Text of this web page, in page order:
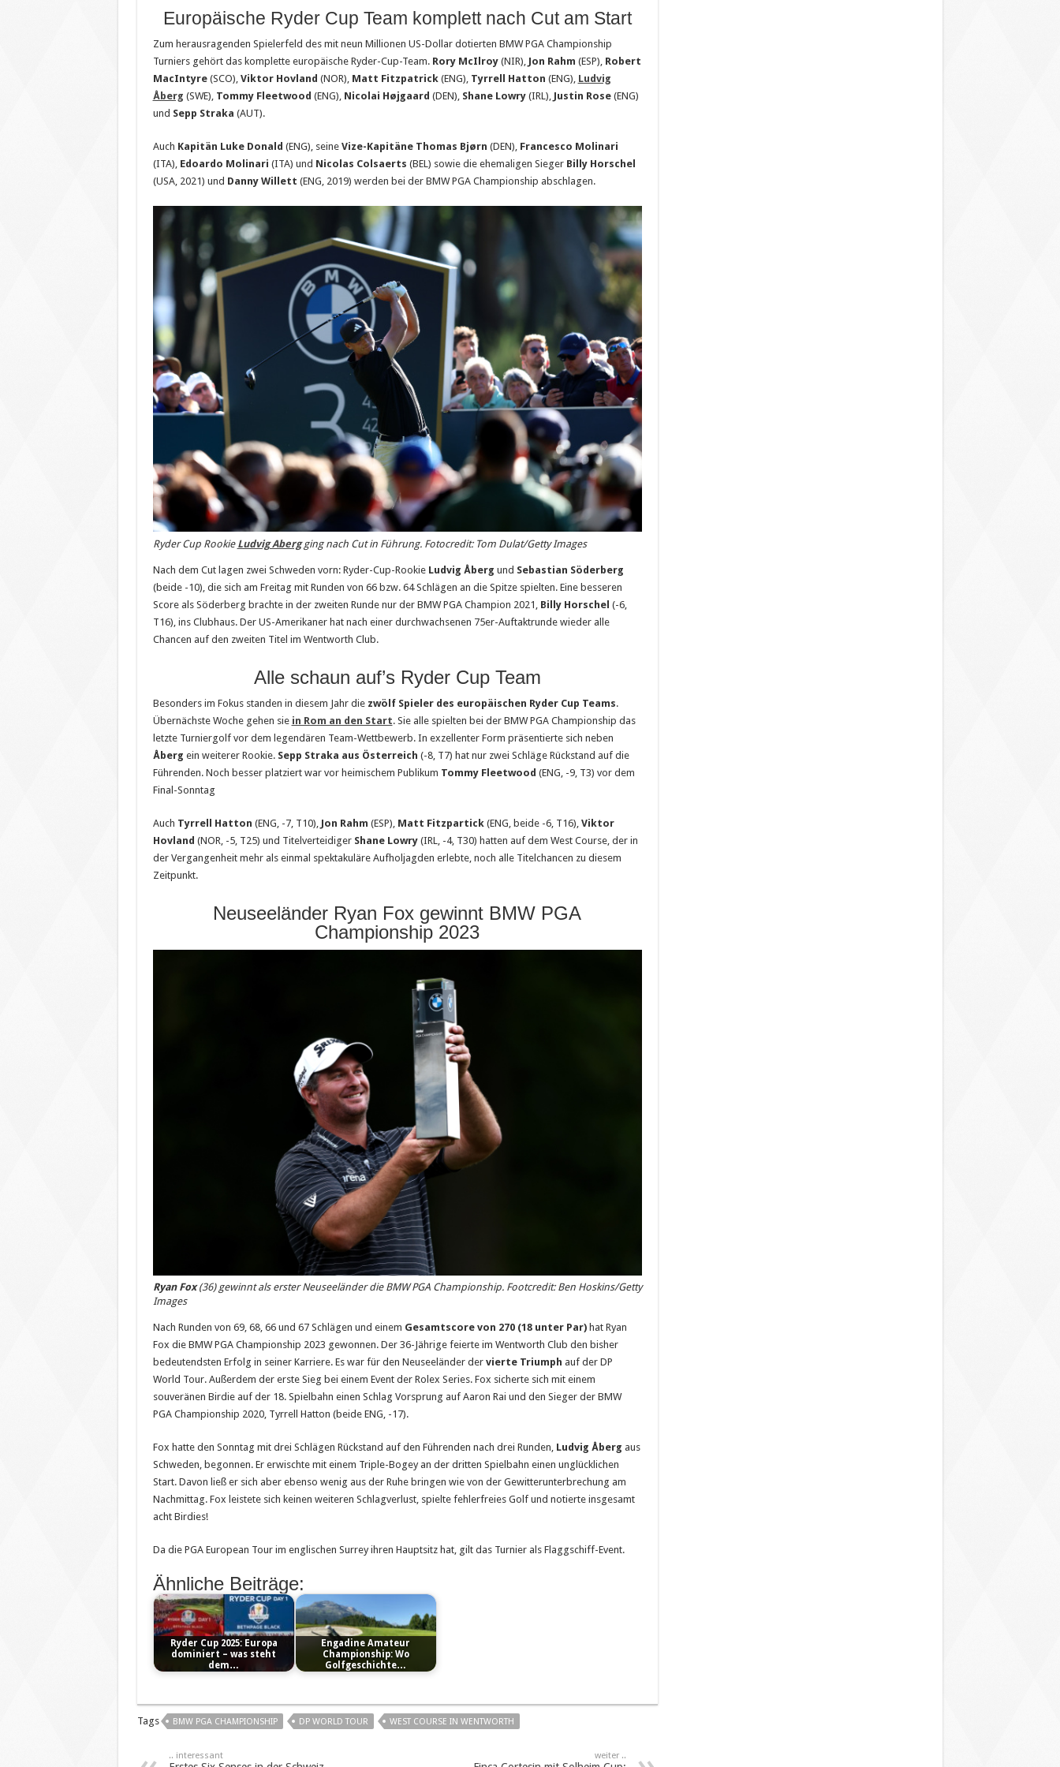
Europäische Ryder Cup Team komplett nach Cut am Start
Zum herausragenden Spielerfeld des mit neun Millionen US-Dollar dotierten BMW PGA Championship
Turniers gehört das komplette europäische Ryder-Cup-Team. Rory McIlroy(NIR), Jon Rahm (ESP), Robert
MacIntyre(SCO), Viktor Hovland (NOR), Matt Fitzpatrick(ENG), Tyrrell Hatton (ENG), Ludvig
Åberg (SWE), Tommy Fleetwood (ENG), Nicolai Højgaard (DEN), Shane Lowry(IRL), Justin Rose(ENG)
und Sepp Straka (AUT).
Auch Kapitän Luke Donald (ENG), seine Vize-Kapitäne Thomas Bjørn (DEN), Francesco Molinari
(ITA), Edoardo Molinari (ITA) und Nicolas Colsaerts (BEL) sowie die ehemaligen Sieger Billy Horschel
(USA, 2021) und Danny Willett (ENG, 2019) werden bei der BMW PGA Championship abschlagen.
Ryder Cup Rookie Ludvig Abergging nach Cut in Führung. Fotocredit: Tom Dulat/Getty Images
Nach dem Cut lagen zwei Schweden vorn: Ryder-Cup-Rookie Ludvig Åberg und Sebastian Söderberg
(beide -10), die sich am Freitag mit Runden von 66 bzw. 64 Schlägen an die Spitze spielten. Eine besseren
Score als Söderberg brachte in der zweiten Runde nur der BMW PGA Champion 2021, Billy Horschel (-6,
T16), ins Clubhaus. Der US-Amerikaner hat nach einer durchwachsenen 75er-Auftaktrunde wieder alle
Chancen auf den zweiten Titel im Wentworth Club.
Alle schaun auf’s Ryder Cup Team
Besonders im Fokus standen in diesem Jahr die zwölf Spieler des europäischen Ryder Cup Teams.
Übernächste Woche gehen sie in Rom an den Start. Sie alle spielten bei der BMW PGA Championship das
letzte Turniergolf vor dem legendären Team-Wettbewerb. In exzellenter Form präsentierte sich neben
Åberg ein weiterer Rookie. Sepp Straka aus Österreich (-8, T7) hat nur zwei Schläge Rückstand auf die
Führenden. Noch besser platziert war vor heimischem Publikum Tommy Fleetwood (ENG, -9, T3) vor dem
Final-Sonntag
Auch Tyrrell Hatton (ENG, -7, T10), Jon Rahm (ESP), Matt Fitzpartick(ENG, beide -6, T16), Viktor
Hovland (NOR, -5, T25) und Titelverteidiger Shane Lowry(IRL, -4, T30) hatten auf dem West Course, der in
der Vergangenheit mehr als einmal spektakuläre Aufholjagden erlebte, noch alle Titelchancen zu diesem
Zeitpunkt.
Neuseeländer Ryan Fox gewinnt BMW PGA
Championship 2023
Ryan Fox(36) gewinnt als erster Neuseeländer die BMW PGA Championship. Footcredit: Ben Hoskins/Getty
Images
Nach Runden von 69, 68, 66 und 67 Schlägen und einem Gesamtscore von 270 (18 unter Par)hat Ryan
Fox die BMW PGA Championship 2023 gewonnen. Der 36-Jährige feierte im Wentworth Club den bisher
bedeutendsten Erfolg in seiner Karriere. Es war für den Neuseeländer der vierte Triumph auf der DP
World Tour. Außerdem der erste Sieg bei einem Event der Rolex Series. Fox sicherte sich mit einem
souveränen Birdie auf der 18. Spielbahn einen Schlag Vorsprung auf Aaron Rai und den Sieger der BMW
PGA Championship 2020, Tyrrell Hatton (beide ENG, -17).
Fox hatte den Sonntag mit drei Schlägen Rückstand auf den Führenden nach drei Runden, Ludvig Åberg aus
Schweden, begonnen. Er erwischte mit einem Triple-Bogey an der dritten Spielbahn einen unglücklichen
Start. Davon ließ er sich aber ebenso wenig aus der Ruhe bringen wie von der Gewitterunterbrechung am
Nachmittag. Fox leistete sich keinen weiteren Schlagverlust, spielte fehlerfreies Golf und notierte insgesamt
acht Birdies!
Da die PGA European Tour im englischen Surrey ihren Hauptsitz hat, gilt das Turnier als Flaggschiff-Event.
Ähnliche Beiträge:
Ryder Cup 2025: Europa
dominiert – was steht
dem…
Engadine Amateur
Championship: Wo
Golfgeschichte…
Tags BMW PGA CHAMPIONSHIP DP WORLD TOUR WEST COURSE IN WENTWORTH
.. interessant weiter ..